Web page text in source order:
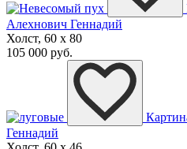
Алехнович Геннадий
Холст, 60 x 80
105 000 руб.
Геннадий